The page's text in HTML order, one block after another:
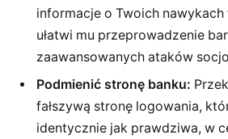
informacje o Twoich
ułatwi mu przeprowadzenie
zaawansowanych ataków
Podmienić stronę banku:
fałszywą stronę logowania,
identycznie jak prawdziwa, w